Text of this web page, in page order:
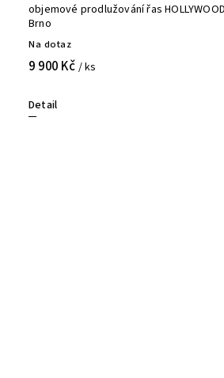
objemové prodlužování řas
Brno
Na dotaz
9 900 Kč / ks
Detail